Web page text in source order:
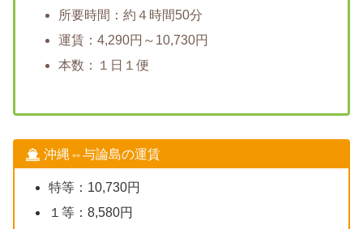
所要時間：約４時間50分
運賃：4,290円～10,730円
本数：１日１便
沖縄⇔与論島の運賃
特等：10,730円
１等：8,580円